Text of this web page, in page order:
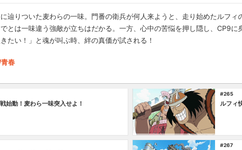
辿りついた麦わらの一味。門番の衛兵が何人来ようと、走り始めたルフィ
とは一味違う強敵が立ちはだかる。一方、心中の苦悩を押し隠し、CP9
たい！」と魂が叫ぶ時、絆の真価が試される！
青春
戦始動！麦わら一味突入せよ！
#265
ルフィ
#267